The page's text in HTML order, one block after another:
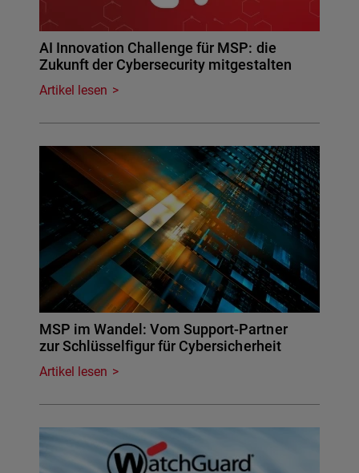
AI Innovation Challenge für MSP: die
Zukunft der Cybersecurity mitgestalten
Artikel lesen
MSP im Wandel: Vom Support-Partner
zur Schlüsselfigur für Cybersicherheit
Artikel lesen